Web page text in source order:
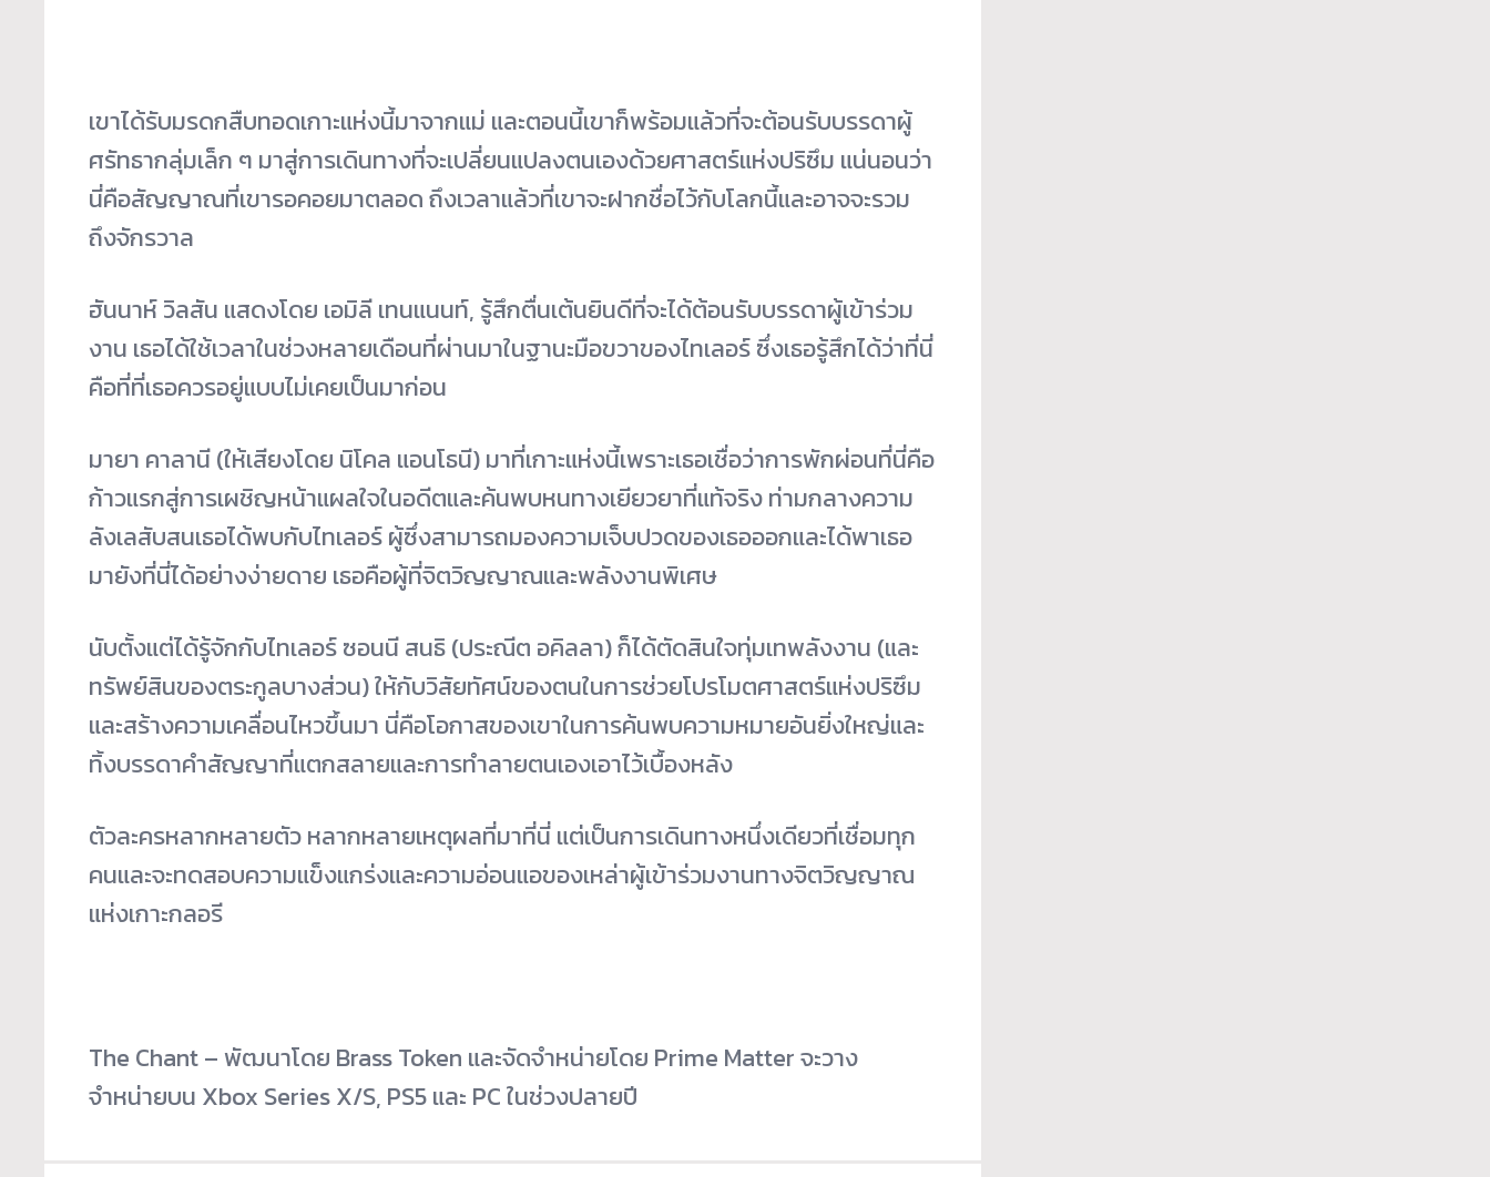
เขาได้รับมรดกสืบทอดเกาะแห่งนี้มาจากแม่ และตอนนี้เขาก็พร้อมแล้วที่จะต้อนรับบรรดาผู้
ศรัทธากลุ่มเล็ก ๆ มาสู่การเดินทางที่จะเปลี่ยนแปลงตนเองด้วยศาสตร์แห่งปริซึม แน่นอนว่า
นี่คือสัญญาณที่เขารอคอยมาตลอด ถึงเวลาแล้วที่เขาจะฝากชื่อไว้กับโลกนี้และอาจจะรวม
ถึงจักรวาล
ฮันนาห์ วิลสัน แสดงโดย เอมิลี เทนแนนท์, รู้สึกตื่นเต้นยินดีที่จะได้ต้อนรับบรรดาผู้เข้าร่วม
งาน เธอได้ใช้เวลาในช่วงหลายเดือนที่ผ่านมาในฐานะมือขวาของไทเลอร์ ซึ่งเธอรู้สึกได้ว่าที่นี่
คือที่ที่เธอควรอยู่แบบไม่เคยเป็นมาก่อน
มายา คาลานี (ให้เสียงโดย นิโคล แอนโธนี) มาที่เกาะแห่งนี้เพราะเธอเชื่อว่าการพักผ่อนที่นี่คือ
ก้าวแรกสู่การเผชิญหน้าแผลใจในอดีตและค้นพบหนทางเยียวยาที่แท้จริง ท่ามกลางความ
ลังเลสับสนเธอได้พบกับไทเลอร์ ผู้ซึ่งสามารถมองความเจ็บปวดของเธอออกและได้พาเธอ
มายังที่นี่ได้อย่างง่ายดาย เธอคือผู้ที่จิตวิญญาณและพลังงานพิเศษ
นับตั้งแต่ได้รู้จักกับไทเลอร์ ซอนนี สนธิ (ประณีต อคิลลา) ก็ได้ตัดสินใจทุ่มเทพลังงาน (และ
ทรัพย์สินของตระกูลบางส่วน) ให้กับวิสัยทัศน์ของตนในการช่วยโปรโมตศาสตร์แห่งปริซึม
และสร้างความเคลื่อนไหวขึ้นมา นี่คือโอกาสของเขาในการค้นพบความหมายอันยิ่งใหญ่และ
ทิ้งบรรดาคำสัญญาที่แตกสลายและการทำลายตนเองเอาไว้เบื้องหลัง
ตัวละครหลากหลายตัว หลากหลายเหตุผลที่มาที่นี่ แต่เป็นการเดินทางหนึ่งเดียวที่เชื่อมทุก
คนและจะทดสอบความแข็งแกร่งและความอ่อนแอของเหล่าผู้เข้าร่วมงานทางจิตวิญญาณ
แห่งเกาะกลอรี
The Chant – พัฒนาโดย Brass Token และจัดจำหน่ายโดย Prime Matter จะวาง
จำหน่ายบน Xbox Series X/S, PS5 และ PC ในช่วงปลายปี